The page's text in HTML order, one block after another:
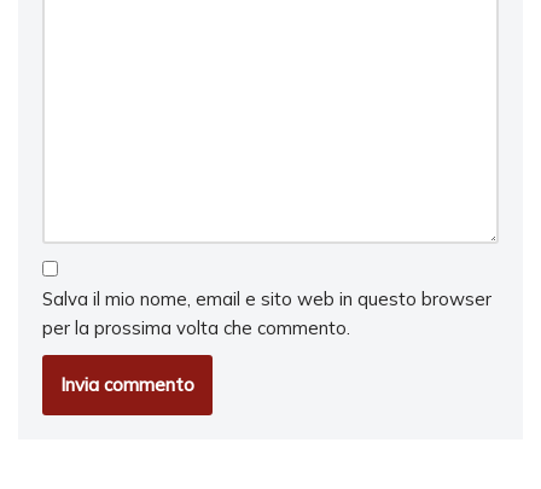
Salva il mio nome, email e sito web in questo browser
per la prossima volta che commento.